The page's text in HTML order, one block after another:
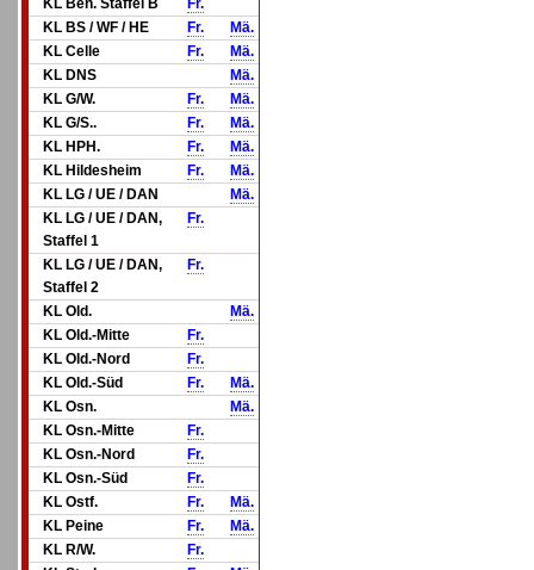
KL Ben. Staffel B
Fr.
KL BS / WF / HE
Fr.
Mä.
KL Celle
Fr.
Mä.
KL DNS
Mä.
KL G/W.
Fr.
Mä.
KL G/S..
Fr.
Mä.
KL HPH.
Fr.
Mä.
KL Hildesheim
Fr.
Mä.
KL LG / UE / DAN
Mä.
KL LG / UE / DAN,
Staffel 1
Fr.
KL LG / UE / DAN,
Staffel 2
Fr.
KL Old.
Mä.
KL Old.-Mitte
Fr.
KL Old.-Nord
Fr.
KL Old.-Süd
Fr.
Mä.
KL Osn.
Mä.
KL Osn.-Mitte
Fr.
KL Osn.-Nord
Fr.
KL Osn.-Süd
Fr.
KL Ostf.
Fr.
Mä.
KL Peine
Fr.
Mä.
KL R/W.
Fr.